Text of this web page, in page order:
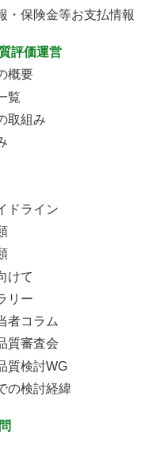
・保険金等お支払情報
評価運営
概要
覧
取組み
ドライン
けて
リー
者コラム
質審査会
質検討WG
の検討経緯